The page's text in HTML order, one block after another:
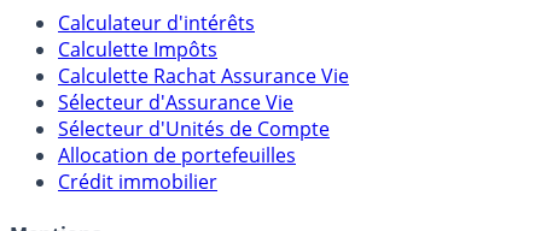
Calculateur d'intérêts
Calculette Impôts
Calculette Rachat Assurance Vie
Sélecteur d'Assurance Vie
Sélecteur d'Unités de Compte
Allocation de portefeuilles